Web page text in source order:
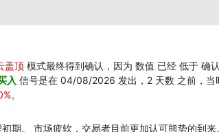
盖顶 模式最终得到确认，因为 数值 已经 低于 确
入 信号是在 04/08/2026 发出，2 天数 之前，当
。
期。 市场疲软，交易者目前更加认可熊势的到来